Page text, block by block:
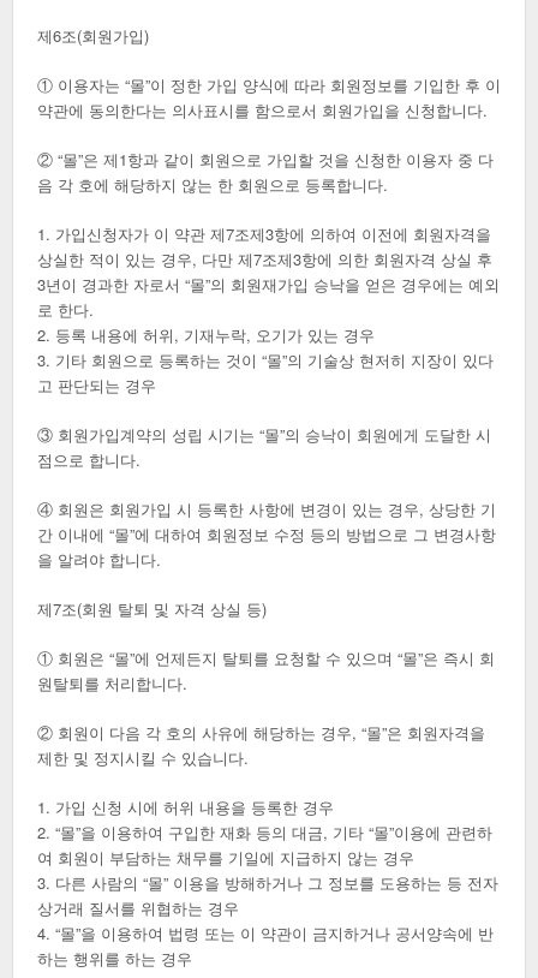
제6조(회원가입)
① 이용자는 “몰”이 정한 가입 양식에 따라 회원정보를 기입한 후 이
약관에 동의한다는 의사표시를 함으로서 회원가입을 신청합니다.
② “몰”은 제1항과 같이 회원으로 가입할 것을 신청한 이용자 중 다
음 각 호에 해당하지 않는 한 회원으로 등록합니다.
1. 가입신청자가 이 약관 제7조제3항에 의하여 이전에 회원자격을
상실한 적이 있는 경우, 다만 제7조제3항에 의한 회원자격 상실 후
3년이 경과한 자로서 “몰”의 회원재가입 승낙을 얻은 경우에는 예외
로 한다.
2. 등록 내용에 허위, 기재누락, 오기가 있는 경우
3. 기타 회원으로 등록하는 것이 “몰”의 기술상 현저히 지장이 있다
고 판단되는 경우
③ 회원가입계약의 성립 시기는 “몰”의 승낙이 회원에게 도달한 시
점으로 합니다.
④ 회원은 회원가입 시 등록한 사항에 변경이 있는 경우, 상당한 기
간 이내에 “몰”에 대하여 회원정보 수정 등의 방법으로 그 변경사항
을 알려야 합니다.
제7조(회원 탈퇴 및 자격 상실 등)
① 회원은 “몰”에 언제든지 탈퇴를 요청할 수 있으며 “몰”은 즉시 회
원탈퇴를 처리합니다.
② 회원이 다음 각 호의 사유에 해당하는 경우, “몰”은 회원자격을
제한 및 정지시킬 수 있습니다.
1. 가입 신청 시에 허위 내용을 등록한 경우
2. “몰”을 이용하여 구입한 재화 등의 대금, 기타 “몰”이용에 관련하
여 회원이 부담하는 채무를 기일에 지급하지 않는 경우
3. 다른 사람의 “몰” 이용을 방해하거나 그 정보를 도용하는 등 전자
상거래 질서를 위협하는 경우
4. “몰”을 이용하여 법령 또는 이 약관이 금지하거나 공서양속에 반
하는 행위를 하는 경우